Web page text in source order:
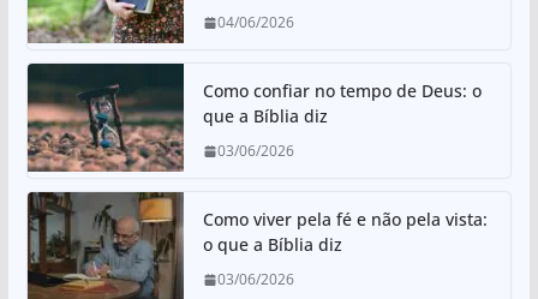
04/06/2026
Como confiar no tempo de Deus: o
que a Bíblia diz
03/06/2026
Como viver pela fé e não pela vista:
o que a Bíblia diz
03/06/2026